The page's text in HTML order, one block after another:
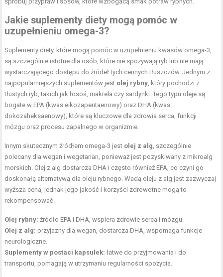
Jakie suplementy diety mogą pomóc w
uzupełnieniu omega-3?
Suplementy diety, które mogą pomóc w uzupełnieniu kwasów omega-3,
są szczególnie istotne dla osób, które nie spożywają ryb lub nie mają
wystarczającego dostępu do źródeł tych cennych tłuszczów. Jednym z
najpopularniejszych suplementów jest olej rybny , który pochodzi z
tłustych ryb, takich jak łosoś, makrela czy sardynki. Tego typu oleje są
bogate w EPA (kwas eikozapentaenowy) oraz DHA (kwas
dokozaheksaenowy), które są kluczowe dla zdrowia serca, funkcji
mózgu oraz procesu zapalnego w organizmie.
Innym skutecznym źródłem omega-3 jest olej z alg , szczególnie
polecany dla wegan i wegetarian, ponieważ jest pozyskiwany z mikroalg
morskich. Olej z alg dostarcza DHA i często również EPA, co czyni go
doskonałą alternatywą dla oleju rybnego. Wadą oleju z alg jest zazwyczaj
wyższa cena, jednak jego jakość i korzyści zdrowotne mogą to
rekompensować.
Olej rybny: źródło EPA i DHA, wspiera zdrowie serca i mózgu.
Olej z alg: przyjazny dla wegan, dostarcza DHA, wspomaga funkcje
neurologiczne.
Suplementy w postaci kapsułek: łatwe do przyjmowania i do
transportu, pomagają w utrzymaniu regularności spożycia.